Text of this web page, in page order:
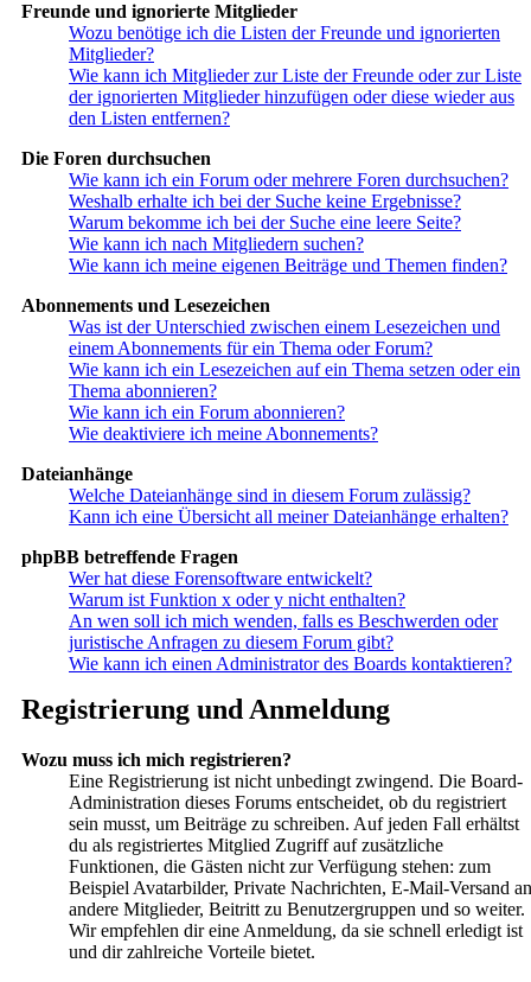
Freunde und ignorierte Mitglieder
Wozu benötige ich die Listen der Freunde und ignorierten
Mitglieder?
Wie kann ich Mitglieder zur Liste der Freunde oder zur Liste
der ignorierten Mitglieder hinzufügen oder diese wieder aus
den Listen entfernen?
Die Foren durchsuchen
Wie kann ich ein Forum oder mehrere Foren durchsuchen?
Weshalb erhalte ich bei der Suche keine Ergebnisse?
Warum bekomme ich bei der Suche eine leere Seite?
Wie kann ich nach Mitgliedern suchen?
Wie kann ich meine eigenen Beiträge und Themen finden?
Abonnements und Lesezeichen
Was ist der Unterschied zwischen einem Lesezeichen und
einem Abonnements für ein Thema oder Forum?
Wie kann ich ein Lesezeichen auf ein Thema setzen oder ein
Thema abonnieren?
Wie kann ich ein Forum abonnieren?
Wie deaktiviere ich meine Abonnements?
Dateianhänge
Welche Dateianhänge sind in diesem Forum zulässig?
Kann ich eine Übersicht all meiner Dateianhänge erhalten?
phpBB betreffende Fragen
Wer hat diese Forensoftware entwickelt?
Warum ist Funktion x oder y nicht enthalten?
An wen soll ich mich wenden, falls es Beschwerden oder
juristische Anfragen zu diesem Forum gibt?
Wie kann ich einen Administrator des Boards kontaktieren?
Registrierung und Anmeldung
Wozu muss ich mich registrieren?
Eine Registrierung ist nicht unbedingt zwingend. Die Board-
Administration dieses Forums entscheidet, ob du registriert
sein musst, um Beiträge zu schreiben. Auf jeden Fall erhältst
du als registriertes Mitglied Zugriff auf zusätzliche
Funktionen, die Gästen nicht zur Verfügung stehen: zum
Beispiel Avatarbilder, Private Nachrichten, E-Mail-Versand an
andere Mitglieder, Beitritt zu Benutzergruppen und so weiter.
Wir empfehlen dir eine Anmeldung, da sie schnell erledigt ist
und dir zahlreiche Vorteile bietet.